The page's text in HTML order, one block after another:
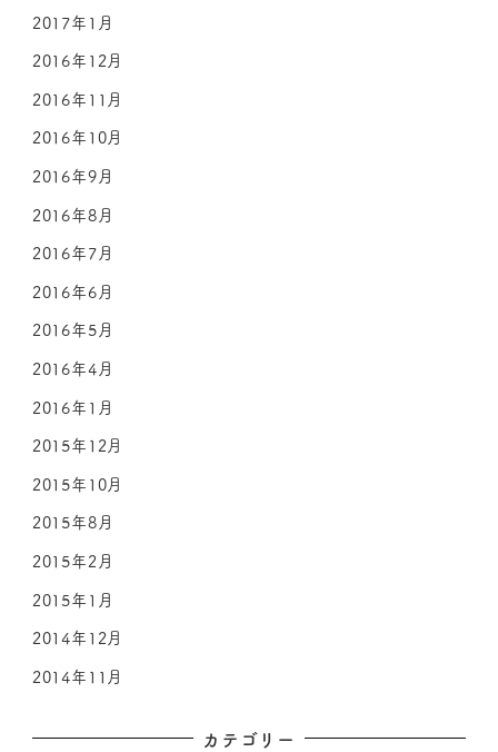
2017年1月
2016年12月
2016年11月
2016年10月
2016年9月
2016年8月
2016年7月
2016年6月
2016年5月
2016年4月
2016年1月
2015年12月
2015年10月
2015年8月
2015年2月
2015年1月
2014年12月
2014年11月
カテゴリー